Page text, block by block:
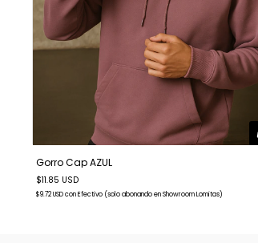
Gorro Cap AZUL
$11.85 USD
$9.72 USDconEfectivo (solo abonando en Showroom Lomitas)